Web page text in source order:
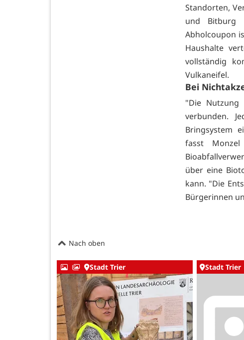
Standorten,
und Bitburg
Abholcoupon
Haushalte
vollständig
Vulkaneifel.
Bei
"Die
verbunden.
Bringsystem
fasst
über eine
kann. "Die
Bürgerinnen
Nach oben
Stadt Trier Stadt Trier